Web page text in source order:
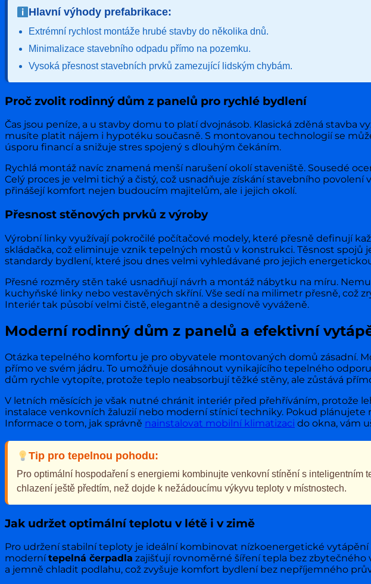
Hlavní výhody prefabrikace:
Extrémní rychlost montáže hrubé stavby do několika dnů.
Minimalizace stavebního odpadu přímo na pozemku.
Vysoká přesnost stavebních prvků zamezující lidským chybám.
Proč zvolit rodinný dům z panelů pro rychlé bydlení
Čas jsou peníze, a u stavby domu to platí dvojnásob. Klasická zděná
musíte platit nájem i hypotéku současně. S montovanou technologií se
úsporu financí a snižuje stres spojený s dlouhým čekáním.
Rychlá montáž navíc znamená menší narušení okolí staveniště. Sousedé
Celý proces je velmi tichý a čistý, což usnadňuje získání stavebního
přinášejí komfort nejen budoucím majitelům, ale i jejich okolí.
Přesnost stěnových prvků z výroby
Výrobní linky využívají pokročilé počítačové modely, které přesně definují
skládačka, což eliminuje vznik tepelných mostů v konstrukci. Těsnost spojů
standardy bydlení, které jsou dnes velmi vyhledávané pro jejich
Přesné rozměry stěn také usnadňují návrh a montáž nábytku na míru.
kuchyňské linky nebo vestavěných skříní. Vše sedí na milimetr přesně, což
Interiér tak působí velmi čistě, elegantně a designově vyváženě.
Moderní rodinný dům z panelů a efektivní
Otázka tepelného komfortu je pro obyvatele montovaných domů zásadní.
přímo ve svém jádru. To umožňuje dosáhnout vynikajícího tepelného
dům rychle vytopíte, protože teplo neabsorbují těžké stěny, ale zůstává
V letních měsících je však nutné chránit interiér před přehříváním, protože
instalace venkovních žaluzií nebo moderní stínicí techniky. Pokud
Informace o tom, jak správně nainstalovat mobilní klimatizaci do okna, vám
Tip pro tepelnou pohodu:
Pro optimální hospodaření s energiemi kombinujte venkovní stínění s inteligentním
chlazení ještě předtím, než dojde k nežádoucímu výkyvu teploty v místnostech.
Jak udržet optimální teplotu v létě i v zimě
Pro udržení stabilní teploty je ideální kombinovat nízkoenergetické vytápění
modernítepelná čerpadla zajišťují rovnoměrné šíření tepla bez
a jemně chladit podlahu, což zvyšuje komfort bydlení bez nepříjemného